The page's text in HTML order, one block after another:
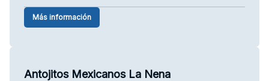
Más información
Antojitos Mexicanos La Nena